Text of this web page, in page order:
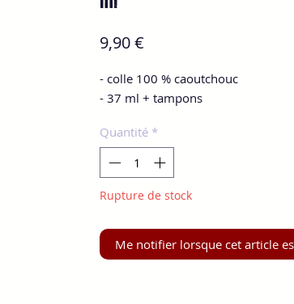
9,90 €
- colle 100 % caoutchouc
- 37 ml + tampons
Quantité *
Rupture de stock
Me notifier lorsque cet article